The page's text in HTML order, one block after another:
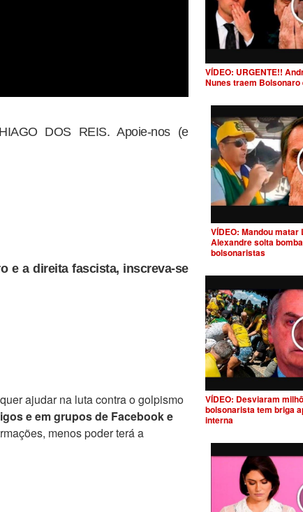
DOS REIS. Apoie-nos (e
e a direita fascista, inscreva-se
ajudar na luta contra o golpismo
e em grupos de Facebook e
menos poder terá a
VÍDEO: URGENTE!!
Nunes traem
VÍDEO: Mandou matar
Alexandre solta
bolsonaristas
VÍDEO: Desviaram
bolsonarista tem briga
interna